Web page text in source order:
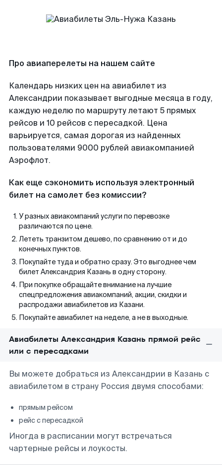
Про авиаперелеты на нашем сайте
Календарь низких цен на авиабилет из
Александрии показывает выгодные месяца в году,
каждую неделю по маршруту летают 5 прямых
рейсов и 10 рейсов с пересадкой. Цена
варьируется, самая дорогая из найденных
пользователями 9000 рублей авиакомпанией
Аэрофлот.
Как еще сэкономить используя электронный
билет на самолет без комиссии?
У разных авиакомпаний услуги по перевозке
различаются по цене.
Лететь транзитом дешево, по сравнению от и до
конечных пунктов.
Покупайте туда и обратно сразу. Это выгоднее чем
билет Александрия Казань в одну сторону.
При покупке обращайте внимание на лучшие
спецпредложения авиакомпаний, акции, скидки и
распродажи авиабилетов из Казани.
Покупайте авиабилет на неделе, а не в выходные.
Авиабилеты Александрия Казань прямой рейс
или с пересадками
Вы можете добраться из Александрии в Казань с
авиабилетом в страну Россия двумя способами:
прямым рейсом
рейс с пересадкой
Иногда в расписании могут встречаться
чартерные рейсы и лоукосты.